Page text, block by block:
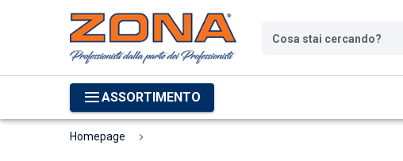
Cosa stai cercando?
ASSORTIMENTO
Homepage